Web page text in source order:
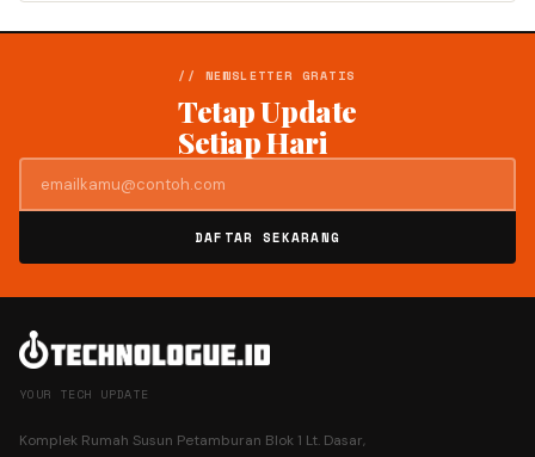
// NEWSLETTER GRATIS
Tetap Update
Setiap Hari
DAFTAR SEKARANG
YOUR TECH UPDATE
Komplek Rumah Susun Petamburan Blok 1 Lt. Dasar,